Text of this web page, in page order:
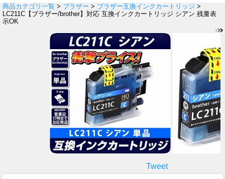
商品カテゴリ一覧 > ブラザー > ブラザー互換インクカートリッジ >
LC211C【ブラザー/brother】対応 互換インクカートリッジ シアン 残量表
示OK
Tweet